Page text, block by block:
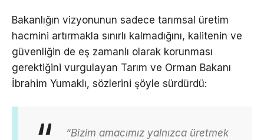
Bakanlığın vizyonunun sadece tarımsal üretim
hacmini artırmakla sınırlı kalmadığını, kalitenin ve
güvenliğin de eş zamanlı olarak korunması
gerektiğini vurgulayan Tarım ve Orman Bakanı
İbrahim Yumaklı, sözlerini şöyle sürdürdü:
“Bizim amacımız yalnızca üretmek